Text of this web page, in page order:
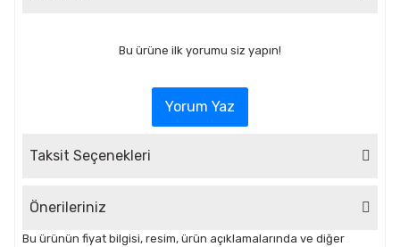
Bu ürüne ilk yorumu siz yapın!
Yorum Yaz
Taksit Seçenekleri
Önerileriniz
Bu ürünün fiyat bilgisi, resim, ürün açıklamalarında ve diğer